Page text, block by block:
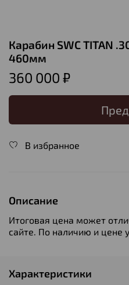
Карабин SWC TITAN
460мм
360 000 ₽
В избранное
Описание
Итоговая цена может
сайте. По наличию и цене
Характеристики